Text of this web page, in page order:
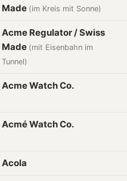
Made (im Kreis mit Sonne)
Acme Regulator / Swiss
Made (mit Eisenbahn im
Tunnel)
Acme Watch Co.
Acmé Watch Co.
Acola